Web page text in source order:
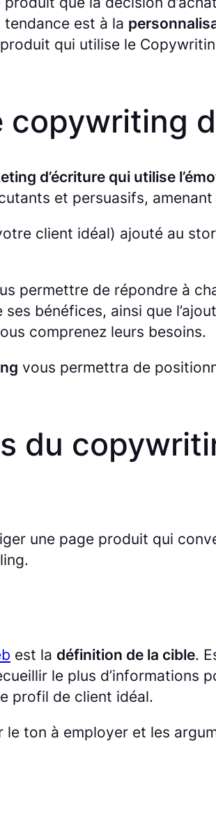
tendance est à la
qui utilise le
copywriting
d’écriture qui utilise
et persuasifs, amenant
client idéal) ajouté au
permettre de répondre à
bénéfices, ainsi que
comprenez leurs besoins.
vous permettra de
du
une page produit qui
est la définition de la cible.
le plus
profil de client idéal.
le ton à employer et les